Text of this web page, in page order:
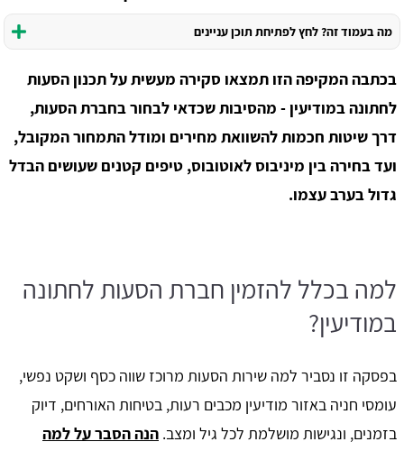
מה בעמוד זה? לחץ לפתיחת תוכן עניינים
בכתבה המקיפה הזו תמצאו סקירה מעשית על תכנון הסעות
לחתונה במודיעין - מהסיבות שכדאי לבחור בחברת הסעות,
דרך שיטות חכמות להשוואת מחירים ומודל התמחור המקובל,
ועד בחירה בין מיניבוס לאוטובוס, טיפים קטנים שעושים הבדל
גדול בערב עצמו.
למה בכלל להזמין חברת הסעות לחתונה
במודיעין?
בפסקה זו נסביר למה שירות הסעות מרוכז שווה כסף ושקט נפשי,
עומסי חניה באזור מודיעין מכבים רעות, בטיחות האורחים, דיוק
בזמנים, ונגישות מושלמת לכל גיל ומצב. הנה הסבר על למה